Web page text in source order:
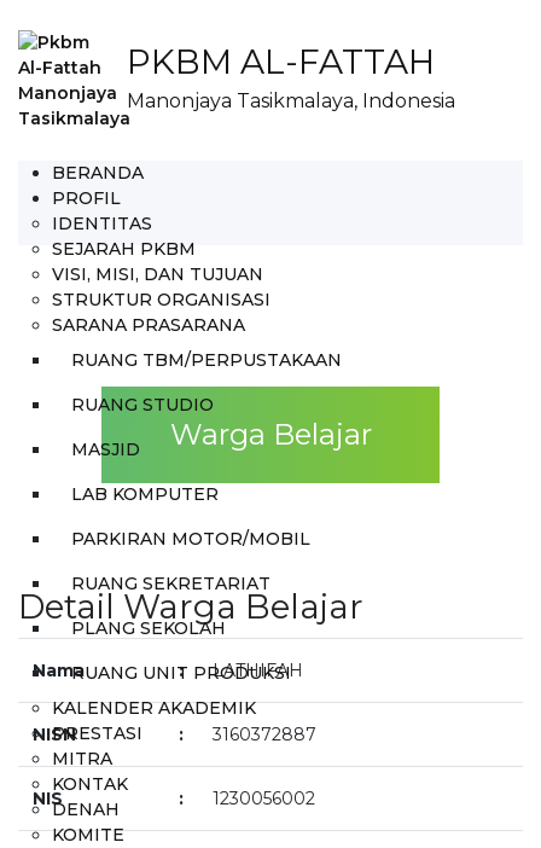
PKBM AL-FATTAH
Manonjaya Tasikmalaya, Indonesia
BERANDA
PROFIL
IDENTITAS
SEJARAH PKBM
VISI, MISI, DAN TUJUAN
STRUKTUR ORGANISASI
SARANA PRASARANA
RUANG TBM/PERPUSTAKAAN
RUANG STUDIO
MASJID
LAB KOMPUTER
PARKIRAN MOTOR/MOBIL
RUANG SEKRETARIAT
PLANG SEKOLAH
RUANG UNIT PRODUKSI
KALENDER AKADEMIK
PRESTASI
MITRA
KONTAK
DENAH
KOMITE
Warga Belajar
Detail Warga Belajar
Nama : LATHIFAH
NISN : 3160372887
NIS : 1230056002